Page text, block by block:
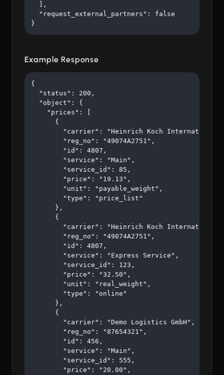
  ],
  "request_external_partners": false
}
Example Response
{
  "status": 200,
  "object": {
    "prices": [
      {
"carrier": "Heinrich Koch
        "reg_no": "49074A2751",
        "id": 4807,
        "service": "Main",
        "service_id": 85,
        "price": "19.13",
        "unit": "payable_weight",
        "type": "price_list"
      },
      {
"carrier": "Heinrich Koch
        "reg_no": "49074A2751",
        "id": 4807,
        "service": "Express Service",
        "service_id": 123,
        "price": "32.50",
        "unit": "real_weight",
        "type": "online"
      },
      {
        "carrier": "Demo Logistics GmbH",
        "reg_no": "87654321",
        "id": 456,
        "service": "Main",
        "service_id": 555,
        "price": "20.00",